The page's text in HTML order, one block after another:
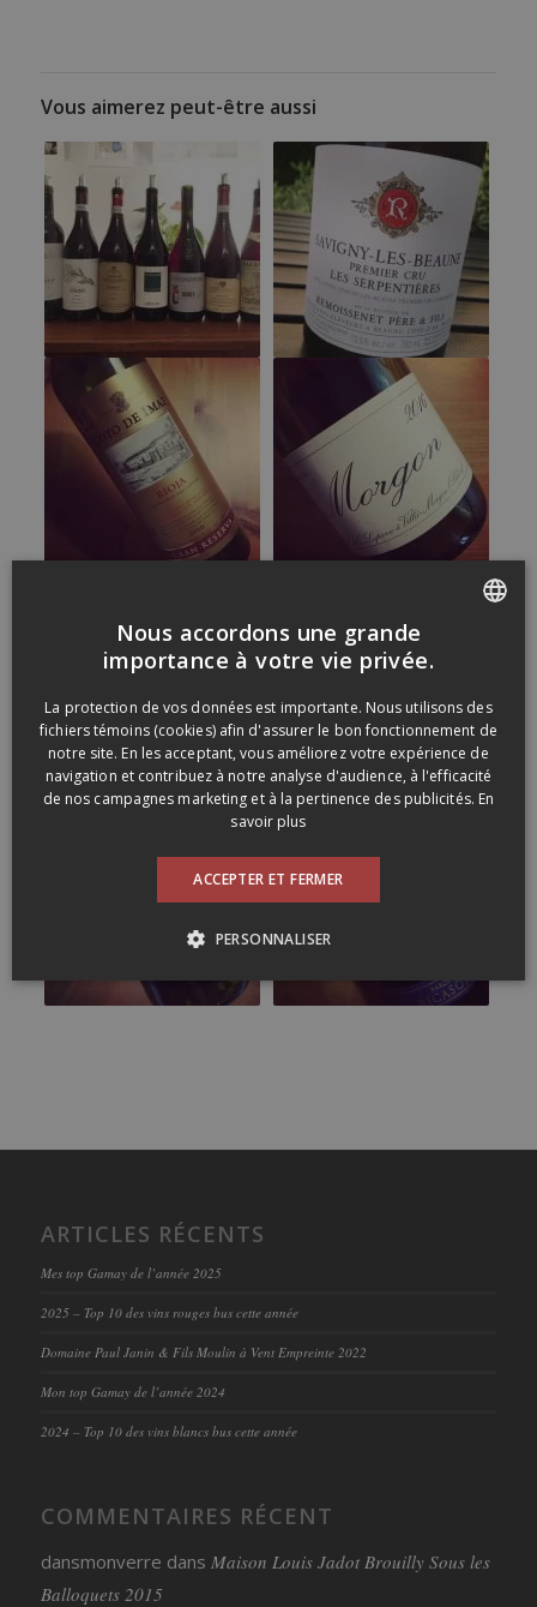
Vous aimerez peut-être aussi
ARTICLES RÉCENTS
Mes top Gamay de l’année 2025
2025 – Top 10 des vins rouges bus cette année
Domaine Paul Janin & Fils Moulin à Vent Empreinte 2022
Mon top Gamay de l’année 2024
2024 – Top 10 des vins blancs bus cette année
COMMENTAIRES RÉCENT
dansmonverre dans Maison Louis Jadot Brouilly Sous les
Balloquets 2015
Nous accordons une grande
importance à votre vie privée.
La protection de vos données est importante. Nous utilisons des
fichiers témoins (cookies) afin d'assurer le bon fonctionnement de
notre site. En les acceptant, vous améliorez votre expérience de
navigation et contribuez à notre analyse d'audience, à l'efficacité
de nos campagnes marketing et à la pertinence des publicités. En
savoir plus
ACCEPTER ET FERMER
PERSONNALISER